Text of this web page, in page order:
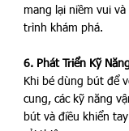
mang lại niềm vui
trình khám phá.
6. Phát Triển Kỹ
Khi bé dùng bút để
cung, các kỹ năng
bút và điều khiển